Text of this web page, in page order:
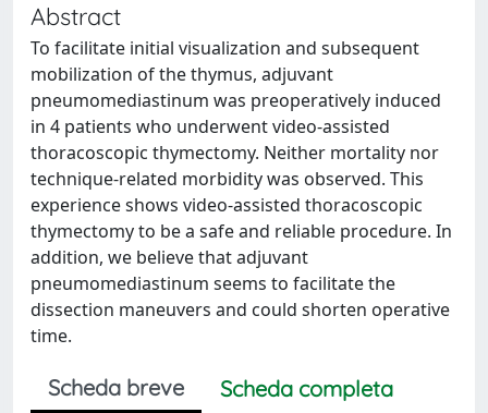
Abstract
To facilitate initial visualization and subsequent
mobilization of the thymus, adjuvant
pneumomediastinum was preoperatively induced
in 4 patients who underwent video-assisted
thoracoscopic thymectomy. Neither mortality nor
technique-related morbidity was observed. This
experience shows video-assisted thoracoscopic
thymectomy to be a safe and reliable procedure. In
addition, we believe that adjuvant
pneumomediastinum seems to facilitate the
dissection maneuvers and could shorten operative
time.
Scheda breve
Scheda completa